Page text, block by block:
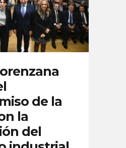
de la
la
del